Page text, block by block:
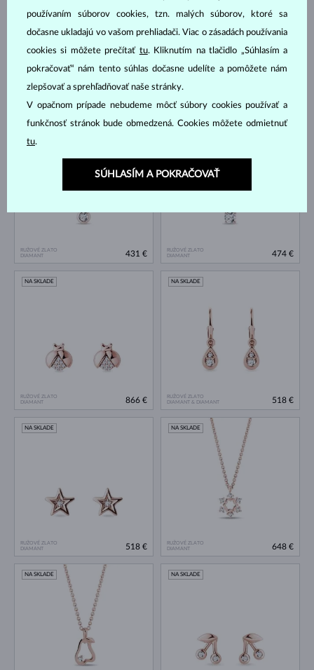
RUŽOVÉ ZLATO
DIAMANT
518 €
RUŽOVÉ ZLATO
DIAMANT
648 €
RUŽOVÉ ZLATO
DIAMANT
431 €
RUŽOVÉ ZLATO
DIAMANT
474 €
RUŽOVÉ ZLATO
DIAMANT
NA SKLADE
866 €
RUŽOVÉ ZLATO
DIAMANT & DIAMANT
NA SKLADE
518 €
RUŽOVÉ ZLATO
DIAMANT
NA SKLADE
518 €
RUŽOVÉ ZLATO
DIAMANT
NA SKLADE
648 €
NA SKLADE NA SKLADE
používaním súborov cookies, tzn. malých súborov, ktoré sa
dočasne ukladajú vo vašom prehliadači. Viac o zásadách používania
cookies si môžete prečítať tu. Kliknutím na tlačidlo „Súhlasím a
pokračovať“ nám tento súhlas dočasne udelíte a pomôžete nám
zlepšovať a sprehľadňovať naše stránky.
V opačnom prípade nebudeme môcť súbory cookies používať a
funkčnosť stránok bude obmedzená. Cookies môžete odmietnuť
tu.
SÚHLASÍM A POKRAČOVAŤ